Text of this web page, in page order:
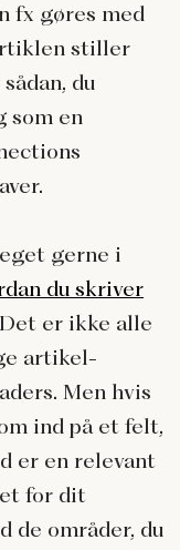
fx gøres med
stiller
du
som en
gerne i
du skriver
er ikke alle
artikel-
Men hvis
ind på et felt,
er en relevant
for dit
de områder, du